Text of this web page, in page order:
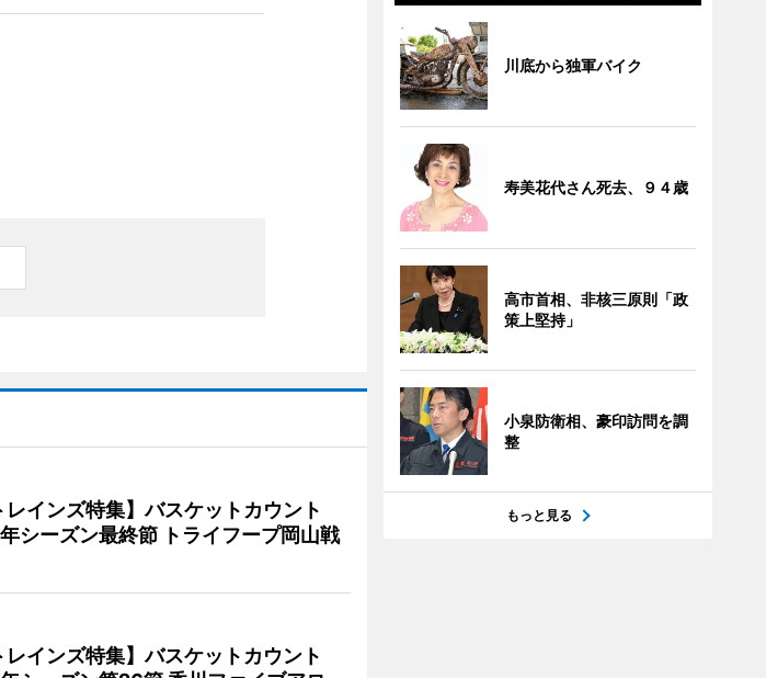
レインズ特集】バスケットカウント
ーズン最終節 トライフープ岡山戦
レインズ特集】バスケットカウント
川底から独軍バイク
寿美花代さん死去、９４歳
高市首相、非核三原則「政
策上堅持」
小泉防衛相、豪印訪問を調
整
もっと見る